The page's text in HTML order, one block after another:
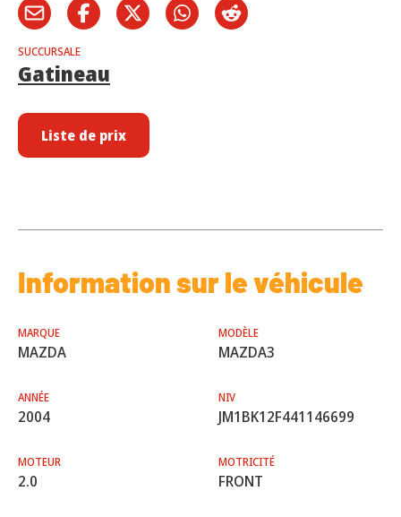
SUCCURSALE
Gatineau
Liste de prix
Information sur le véhicule
MARQUE
MAZDA
MODÈLE
MAZDA3
ANNÉE
2004
NIV
JM1BK12F441146699
MOTEUR
2.0
MOTRICITÉ
FRONT